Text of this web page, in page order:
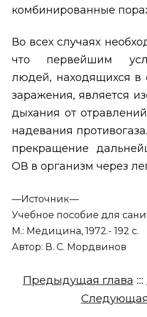
комбинированные
Во всех случаях
что первейшим
людей, находящихся в
заражения, является
дыхания от
надевания
прекращение
ОВ в организм через
—Источник—
Учебное пособие для
М.: Медицина, 1972.- 192 с.
Автор: В. С. Мордвинов
Предыдущая глава :::
Следующая